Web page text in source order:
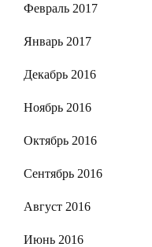
Февраль 2017
Январь 2017
Декабрь 2016
Ноябрь 2016
Октябрь 2016
Сентябрь 2016
Август 2016
Июнь 2016